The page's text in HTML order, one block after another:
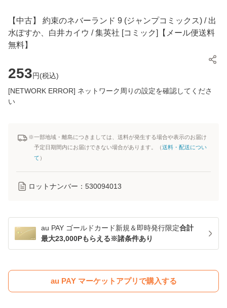
【中古】 約束のネバーランド 9 (ジャンプコミックス) / 出
水ぽすか、白井カイウ / 集英社 [コミック]【メール便送料
無料】
253円(税込)
[NETWORK ERROR] ネットワーク周りの設定を確認してくださ
い
※一部地域・離島につきましては、送料が発生する場合や表示のお届け
予定日期間内にお届けできない場合があります。（送料・配送につい
て ）
ロットナンバー： 530094013
au PAY ゴールドカード新規＆即時発行限定合計
最大23,000Pもらえる※諸条件あり
au PAY マーケットアプリで購入する